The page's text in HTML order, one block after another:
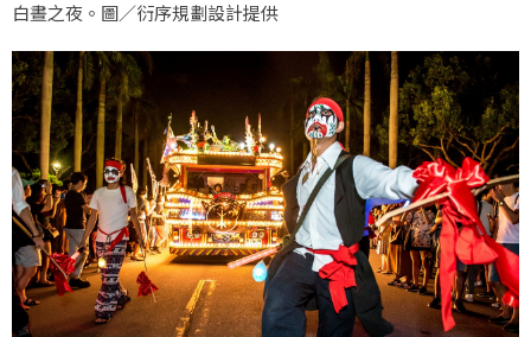
白晝之夜。圖／衍序規劃設計提供